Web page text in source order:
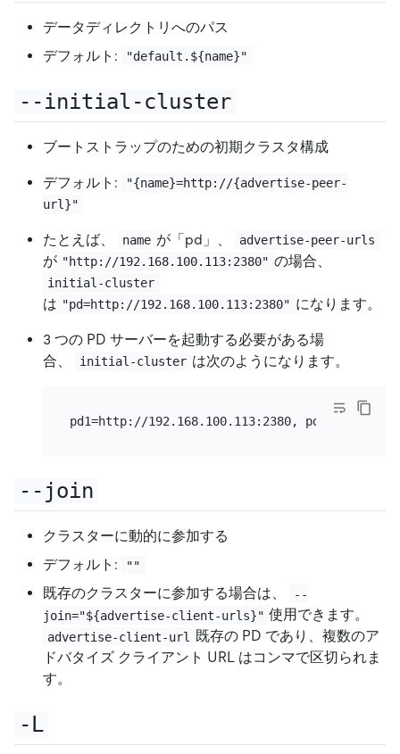
データディレクトリへのパス
デフォルト:
"default.${name}"
--initial-cluster
ブートストラップのための初期クラスタ構成
デフォルト:
"{name}=http://{advertise-peer-
url}"
たとえば、 name が「pd」、 advertise-peer-urls
が "http://192.168.100.113:2380" の場合、
initial-cluster
は "pd=http://192.168.100.113:2380" になります。
3 つの PD サーバーを起動する必要がある場
合、
initial-cluster は次のようになります。
--join
クラスターに動的に参加する
デフォルト:
""
既存のクラスターに参加する場合は、
--
join="${advertise-client-urls}" 使用できます。
advertise-client-url
既存の PD であり、複数のア
ドバタイズ クライアント URL はコンマで区切られま
す。
-L